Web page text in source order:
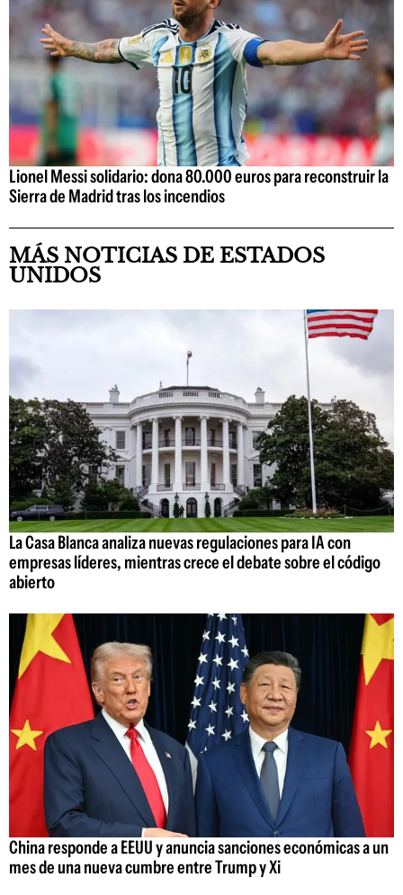
Lionel Messi solidario: dona 80.000 euros para reconstruir la
Sierra de Madrid tras los incendios
MÁS NOTICIAS DE ESTADOS
UNIDOS
La Casa Blanca analiza nuevas regulaciones para IA con
empresas líderes, mientras crece el debate sobre el código
abierto
China responde a EEUU y anuncia sanciones económicas a un
mes de una nueva cumbre entre Trump y Xi